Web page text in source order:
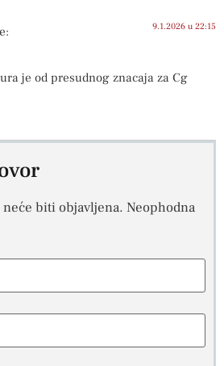
9.1.2026 u 22:15
je od presudnog znacaja za Cg
neće biti objavljena. Neophodna